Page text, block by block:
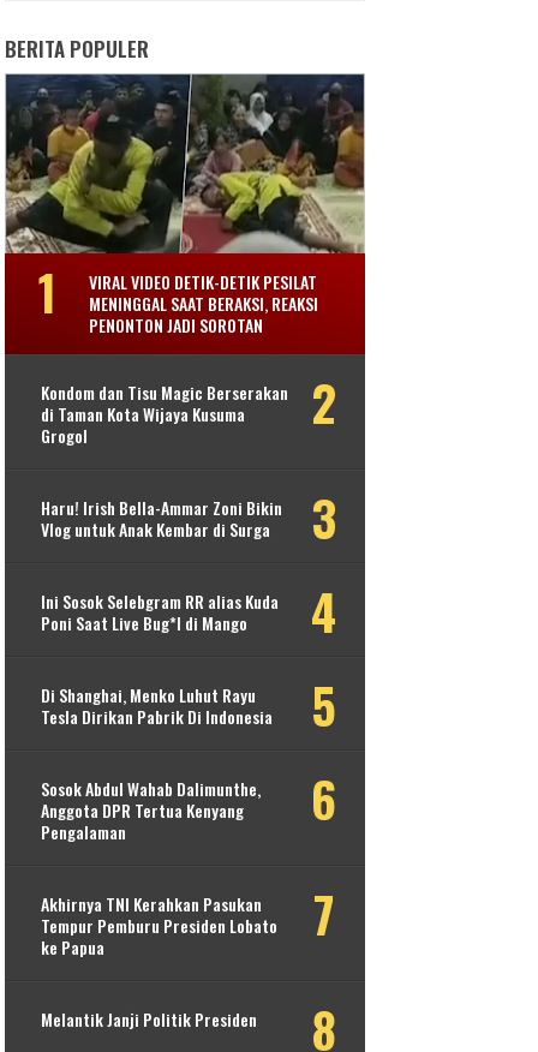
BERITA POPULER
VIRAL VIDEO DETIK-DETIK PESILAT
MENINGGAL SAAT BERAKSI, REAKSI
PENONTON JADI SOROTAN
Kondom dan Tisu Magic Berserakan
di Taman Kota Wijaya Kusuma
Grogol
Haru! Irish Bella-Ammar Zoni Bikin
Vlog untuk Anak Kembar di Surga
Ini Sosok Selebgram RR alias Kuda
Poni Saat Live Bug*l di Mango
Di Shanghai, Menko Luhut Rayu
Tesla Dirikan Pabrik Di Indonesia
Sosok Abdul Wahab Dalimunthe,
Anggota DPR Tertua Kenyang
Pengalaman
Akhirnya TNI Kerahkan Pasukan
Tempur Pemburu Presiden Lobato
ke Papua
Melantik Janji Politik Presiden